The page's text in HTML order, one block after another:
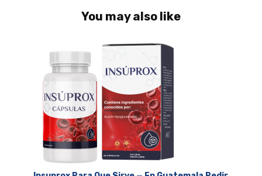
You may also like